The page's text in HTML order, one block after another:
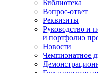
Библиотека
Вопрос-ответ
Реквизиты
Руководство и
и портфолио
Новости